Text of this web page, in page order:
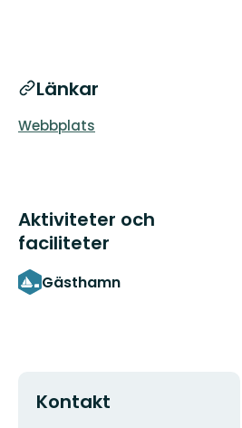
Länkar
Webbplats
Aktiviteter och
faciliteter
Gästhamn
Kontakt